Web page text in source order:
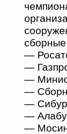
—
—
—
—
—
—
—